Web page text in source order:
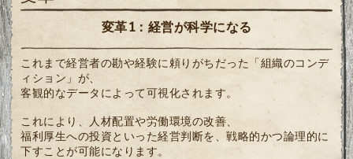
変革1：経営が科学になる
これまで経営者の勘や経験に頼りがちだった「組織のコンデ
ィション」が、
客観的なデータによって可視化されます。
これにより、人材配置や労働環境の改善、
福利厚生への投資といった経営判断を、戦略的かつ論理的に
下すことが可能になります。